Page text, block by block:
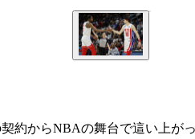
約からNBAの舞台で這い上が